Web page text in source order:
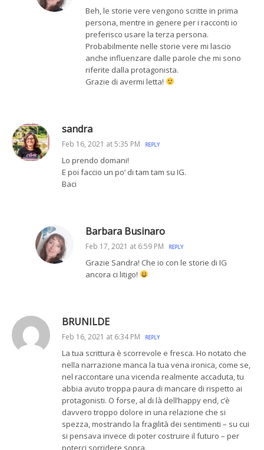
Beh, le storie vere vengono scritte in prima
persona, mentre in genere per i racconti io
preferisco usare la terza persona.
Probabilmente nelle storie vere mi lascio
anche influenzare dalle parole che mi sono
riferite dalla protagonista.
Grazie di avermi letta!
sandra
Feb 16, 2021 at 5:35 PM REPLY
Lo prendo domani!
E poi faccio un po’ di tam tam su IG.
Baci
Barbara Businaro
Feb 17, 2021 at 6:59 PM REPLY
Grazie Sandra! Che io con le storie di IG
ancora ci litigo!
BRUNILDE
Feb 16, 2021 at 6:34 PM REPLY
La tua scrittura è scorrevole e fresca. Ho notato che
nella narrazione manca la tua vena ironica, come se,
nel raccontare una vicenda realmente accaduta, tu
abbia avuto troppa paura di mancare di rispetto ai
protagonisti. O forse, al di là dell’happy end, c’è
davvero troppo dolore in una relazione che si
spezza, mostrando la fragilità dei sentimenti – su cui
si pensava invece di poter costruire il futuro – per
poterci sorridere sopra.